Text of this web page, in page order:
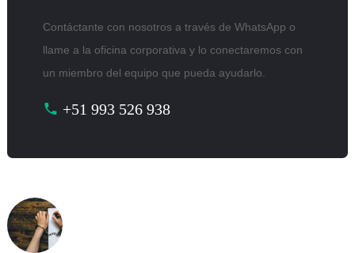
Contáctante con nosotros a través de WhatsApp o
llame a la oficina corporativa y lo conectaremos con
un miembro del equipo que pueda ayudarlo.
+51 993 526 938